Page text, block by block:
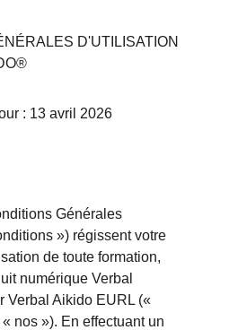
D'UTILISATION
: 13 avril 2026
Générales
») régissent votre
de toute formation,
numérique Verbal
Verbal Aikido EURL («
nos »). En effectuant un